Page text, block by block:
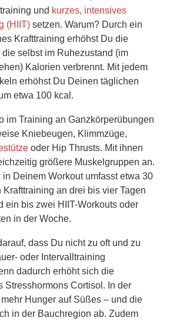
und kurzes, intensives
(HIIT) setzen. Warum? Durch ein
Krafttraining erhöhst Du die
die selbst im Ruhezustand (im
Kalorien verbrennt. Mit jedem
erhöhst Du Deinen täglichen
etwa 100 kcal.
im Training an Ganzkörperübungen
Kniebeugen, Klimmzüge,
oder Hip Thrusts. Mit ihnen
größere Muskelgruppen an.
in Deinem Workout umfasst etwa 30
Krafttraining an drei bis vier Tagen
ein bis zwei HIIT-Workouts oder
in der Woche.
dass Du nicht zu oft und zu
oder Intervalltraining
dadurch erhöht sich die
Stresshormons Cortisol. In der
Hunger auf Süßes – und die
in der Bauchregion ab. Zudem